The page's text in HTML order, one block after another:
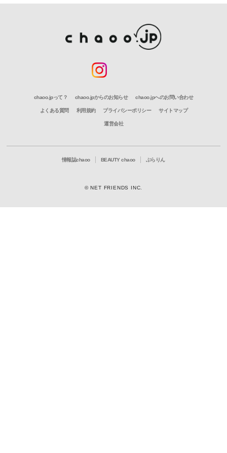
chaoo.jpって？ chaoo.jpからのお知らせ chaoo.jpへのお問い合わせ
よくある質問 利用規約 プライバシーポリシー サイトマップ
運営会社
情報誌chaoo BEAUTY chaoo ぶらりん
© NET FRIENDS INC.